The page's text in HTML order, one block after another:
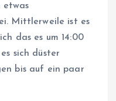
etwas
Mittlerweile ist es
das es um 14:00
sich düster
bis auf ein paar